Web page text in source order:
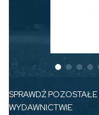
SPRAWDŹ POZOSTAŁE
WYDAWNICTWIE